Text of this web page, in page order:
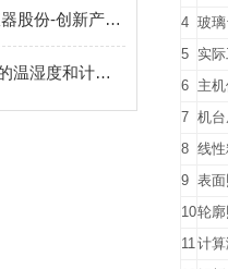
蒸汽喷射试验箱 （巨为仪器股份-创新产品）
如何控制恒温恒湿试验箱的温湿度和计量的项目、计算以及方法
4 玻
5 实
6 主
7 机
8 线
9 表
10轮
11计